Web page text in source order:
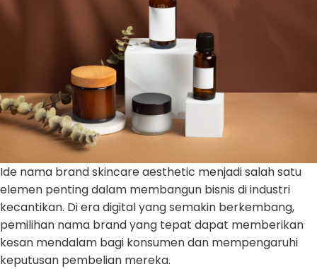
Ide nama brand skincare aesthetic menjadi salah satu
elemen penting dalam membangun bisnis di industri
kecantikan. Di era digital yang semakin berkembang,
pemilihan nama brand yang tepat dapat memberikan
kesan mendalam bagi konsumen dan mempengaruhi
keputusan pembelian mereka.